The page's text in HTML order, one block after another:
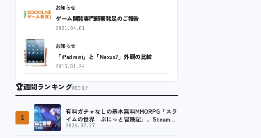
お知らせ
ゲーム開発専門部署発足のご報告
2021.04.01
お知らせ
「iPad mini」と「Nexus7」外観の比較
2013.01.24
🏆週間ランキングWEEKLY
1
有料ガチャなしの基本無料MMORPG「スラ
イムの世界 ぷにっと冒険記」、Steam向
けの無料体験版が8月末に配信決定
2026.07.27